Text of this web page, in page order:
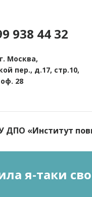
938 44 32
Москва,
пер., д.17, стр.10,
28
ДПО «Институт
я-таки